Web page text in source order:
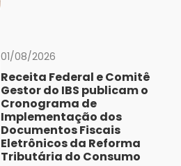
01/08/2026
Receita Federal e Comitê
Gestor do IBS publicam o
Cronograma de
Implementação dos
Documentos Fiscais
Eletrônicos da Reforma
Tributária do Consumo